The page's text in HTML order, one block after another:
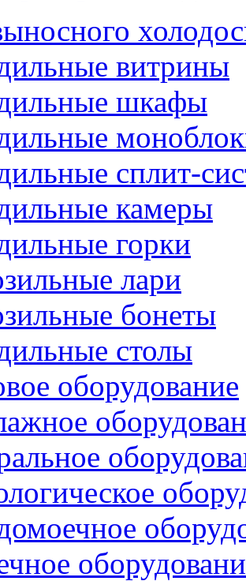
витрины
шкафы
сплит-
камеры
горки
лари
бонеты
столы
оборудование